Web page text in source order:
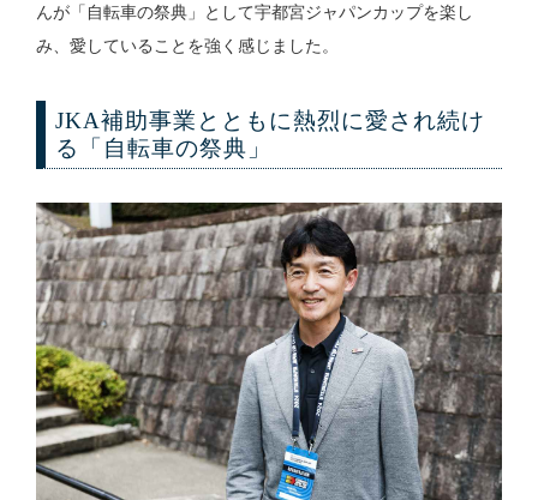
んが「自転車の祭典」として宇都宮ジャパンカップを楽し
み、愛していることを強く感じました。
JKA補助事業とともに熱烈に愛され続け
る「自転車の祭典」